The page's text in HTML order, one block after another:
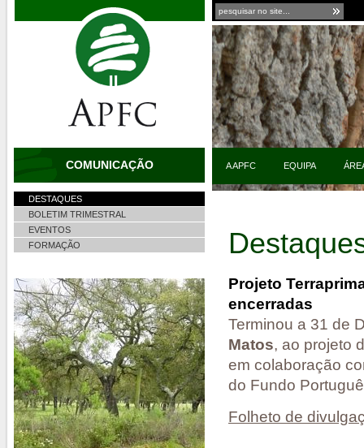
COMUNICAÇÃO A APFC EQUIPA
DESTAQUES
BOLETIM TRIMESTRAL
EVENTOS
FORMAÇÃO
Projeto
encerradas
Terminou a 31 de
Matos, ao projeto
em colaboração
do Fundo
Folheto de